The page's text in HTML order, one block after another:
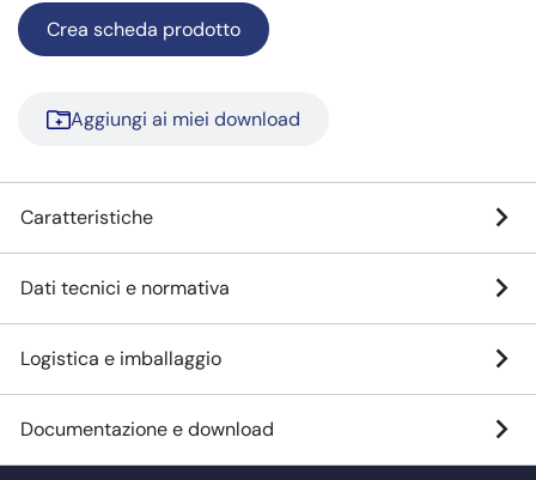
Crea scheda prodotto
Aggiungi ai miei download
Caratteristiche
Dati tecnici e normativa
Logistica e imballaggio
Documentazione e download